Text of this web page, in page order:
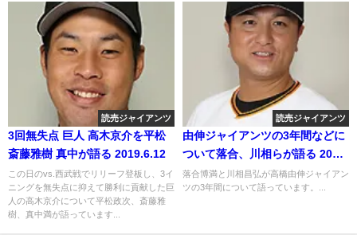
読売ジャイアンツ
3回無失点 巨人 高木京介を平松
斎藤雅樹 真中が語る 2019.6.12
この日のvs.西武戦でリリーフ登板し、3イ
ニングを無失点に抑えて勝利に貢献した巨
人の高木京介について平松政次、斎藤雅
樹、真中満が語っています...
読売ジャイアンツ
由伸ジャイアンツの3年間などに
ついて落合、川相らが語る 2018
年11月14日
落合博満と川相昌弘が高橋由伸ジャイアン
ツの3年間について語っています。...